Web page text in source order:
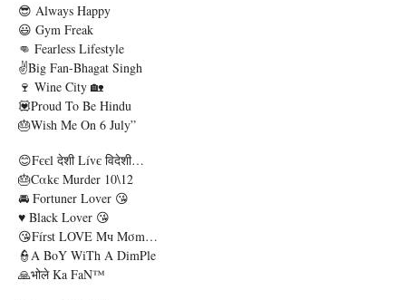
😎 Always Happy
😃 Gym Freak
👊 Fearless Lifestyle
✌Big Fan-Bhagat Singh
🍷 Wine City 🏡
💟Proud To Be Hindu
🎂Wish Me On 6 July”
😊fєєl देशी Lívє विदेशी…
🎂cαkє Murder 10\12
🚘 Fortuner Lover 😘
♥ Black Lover 😘
😘fírѕt LOVE Mч Mσm…
👮A BoY WiTh A DimPle
🙏भोले Ka FaN™